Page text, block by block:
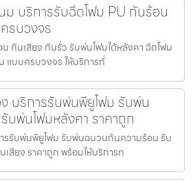
บริการรับฉีดโฟม PU กันร้อน
รบวงจร
กันเสียง กันรั่ว รับพ่นโฟมใต้หลังคา ฉีดโฟม
แบบครบวงจร ให้บริการทั่
บริการรับพ่นพียูโฟม รับพ่น
พ่นโฟมหลังคา ราคาถูก
รรับพ่นพียูโฟม รับพ่นฉนวนกันความร้อน รับ
สียง ราคาถูก พร้อมให้บริการท